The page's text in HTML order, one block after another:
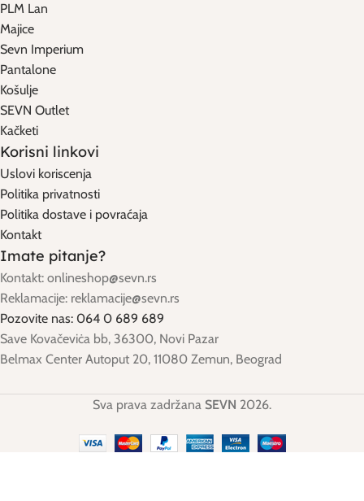
PLM Lan
Majice
Sevn Imperium
Pantalone
Košulje
SEVN Outlet
Kačketi
Korisni linkovi
Uslovi koriscenja
Politika privatnosti
Politika dostave i povraćaja
Kontakt
Imate pitanje?
Kontakt: onlineshop@sevn.rs
Reklamacije: reklamacije@sevn.rs
Pozovite nas: 064 0 689 689
Save Kovačeviċa bb, 36300, Novi Pazar
Belmax Center Autoput 20, 11080 Zemun, Beograd
Sva prava zadržana SEVN 2026.